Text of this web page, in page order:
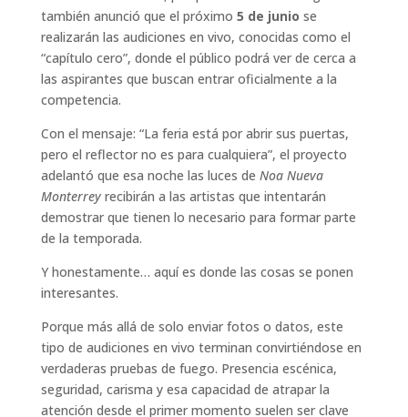
también anunció que el próximo 5 de junio se
realizarán las audiciones en vivo, conocidas como el
“capítulo cero”, donde el público podrá ver de cerca a
las aspirantes que buscan entrar oficialmente a la
competencia.
Con el mensaje: “La feria está por abrir sus puertas,
pero el reflector no es para cualquiera”, el proyecto
adelantó que esa noche las luces de Noa Nueva
Monterreyrecibirán a las artistas que intentarán
demostrar que tienen lo necesario para formar parte
de la temporada.
Y honestamente… aquí es donde las cosas se ponen
interesantes.
Porque más allá de solo enviar fotos o datos, este
tipo de audiciones en vivo terminan convirtiéndose en
verdaderas pruebas de fuego. Presencia escénica,
seguridad, carisma y esa capacidad de atrapar la
atención desde el primer momento suelen ser clave